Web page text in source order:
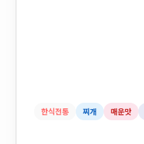
한식전통 찌개 매운맛